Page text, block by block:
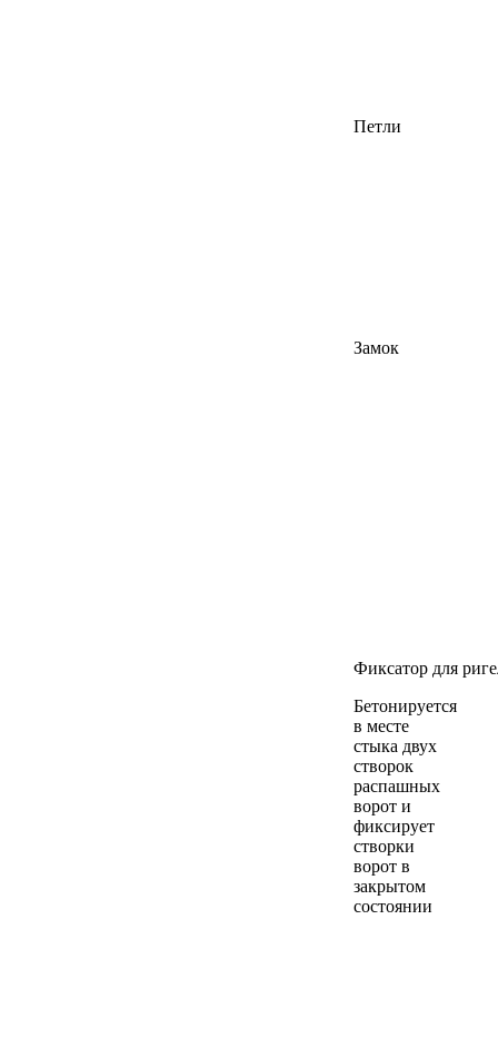
Петли
Замок
Фиксатор для
Бетонируется
в месте
стыка двух
створок
распашных
ворот и
фиксирует
створки
ворот в
закрытом
состоянии